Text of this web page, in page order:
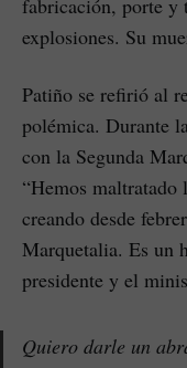
fabricación, porte y
explosiones. Su
Patiño se refirió al
polémica. Durante
con la Segunda
“Hemos maltratado
creando desde
Marquetalia. Es un
presidente y el
Quiero darle un